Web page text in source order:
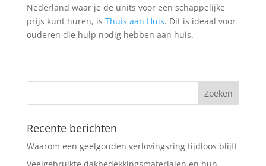
Nederland waar je de units voor een schappelijke
prijs kunt huren, is Thuis aan Huis. Dit is ideaal voor
ouderen die hulp nodig hebben aan huis.
Recente berichten
Waarom een geelgouden verlovingsring tijdloos blijft